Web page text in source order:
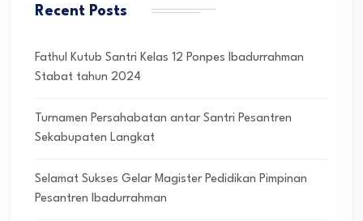
Recent Posts
Fathul Kutub Santri Kelas 12 Ponpes Ibadurrahman
Stabat tahun 2024
Turnamen Persahabatan antar Santri Pesantren
Sekabupaten Langkat
Selamat Sukses Gelar Magister Pedidikan Pimpinan
Pesantren Ibadurrahman